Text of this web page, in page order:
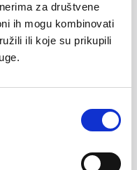
za društvene
ih mogu kombinovati
ili koje su prikupili
podataka u
informacija o
i srodnim
o privatnosti
prikazane na slici.